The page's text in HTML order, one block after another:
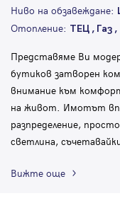
Ниво на обзавеждане:
Отопление: ТЕЦ , Газ ,
Представяме Ви
бутиков затворен
внимание към
на живот. Имотът
разпределение,
светлина,
Вижте още